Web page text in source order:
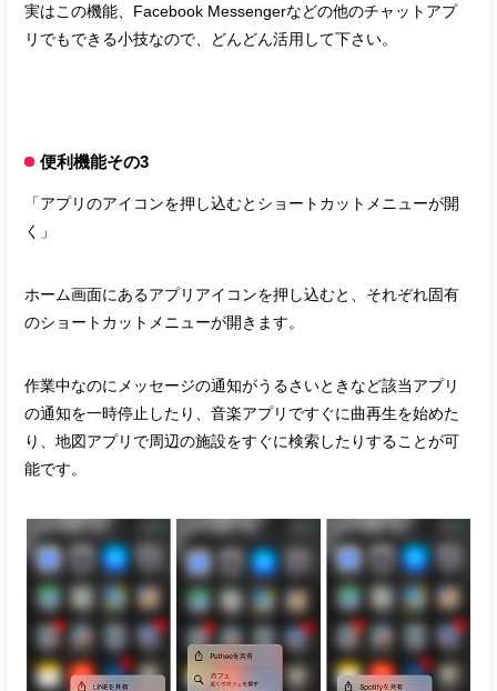
実はこの機能、Facebook Messengerなどの他のチャットアプ
リでもできる小技なので、どんどん活用して下さい。
便利機能その3
「アプリのアイコンを押し込むとショートカットメニューが開
く」
ホーム画面にあるアプリアイコンを押し込むと、それぞれ固有
のショートカットメニューが開きます。
作業中なのにメッセージの通知がうるさいときなど該当アプリ
の通知を一時停止したり、音楽アプリですぐに曲再生を始めた
り、地図アプリで周辺の施設をすぐに検索したりすることが可
能です。